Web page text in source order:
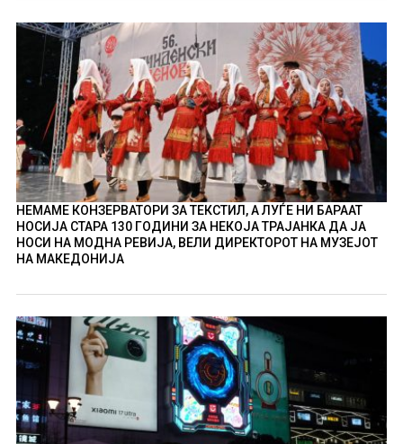
НЕМАМЕ КОНЗЕРВАТОРИ ЗА ТЕКСТИЛ, А ЛУЃЕ НИ БАРААТ
НОСИЈА СТАРА 130 ГОДИНИ ЗА НЕКОЈА ТРАЈАНКА ДА ЈА
НОСИ НА МОДНА РЕВИЈА, ВЕЛИ ДИРЕКТОРОТ НА МУЗЕЈОТ
НА МАКЕДОНИЈА